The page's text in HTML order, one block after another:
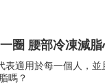
圈 腰部冷凍減
表適用於每一個人，
嗎？